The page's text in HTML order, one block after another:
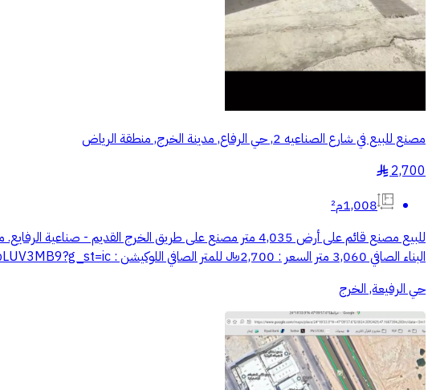
مصنع للبيع في شارع الصناعيه 2, حي الرفاع, مدينة الخرج, منطقة الرياض
2,700
§
1,008م²
البناء الصافي 3,060 متر السعر : 2,700﷼ للمتر الصافي اللوكيشن : https://maps.app.goo.gl/boyddZi7KbLUV3MB9?g_st=ic للتواصل : أبوعبد المحسن : ((الرقم يظهر عند الضغط على اتصال))
حي الرفيعة, الخرج